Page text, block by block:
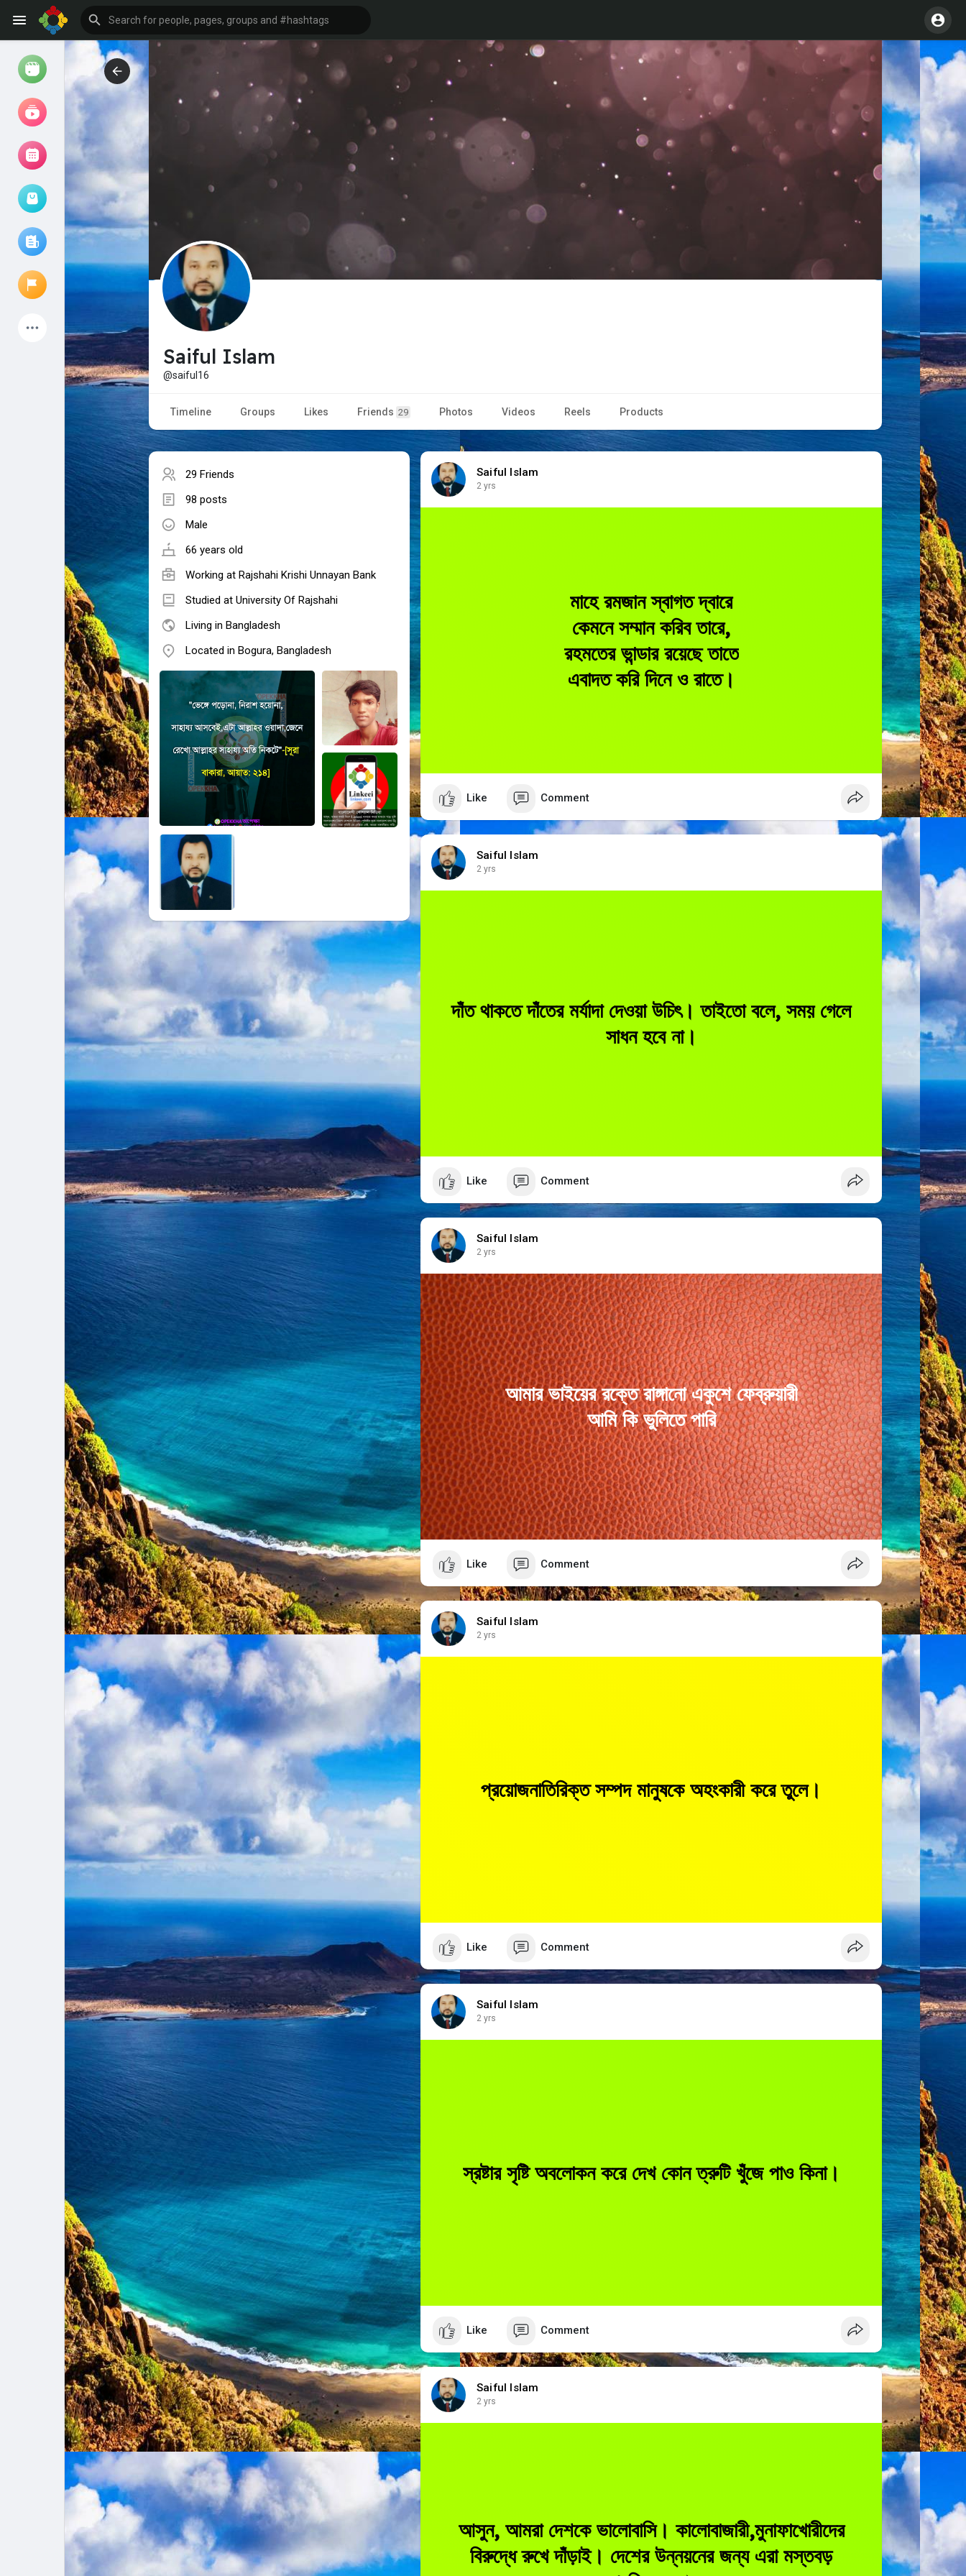
Watch Reels
Movies
Browse Events
Latest Products
Liked Pages
Forum Explore
Popular Posts Games
Jobs Offers
Saiful Islam
@saiful16
Timeline Groups Likes Friends 29 Photos Videos Reels Products
29 Friends
98 posts
Male
66 years old
Working at Rajshahi Krishi Unnayan Bank
Studied at University Of Rajshahi
Living in Bangladesh
Located in Bogura, Bangladesh
Saiful Islam
2 yrs
মাহে রমজান স্বাগত দ্বারে
কেমনে সম্মান করিব তারে,
রহমতের ভান্ডার রয়েছে তাতে
এবাদত করি দিনে ও রাতে।
Like Comment
Saiful Islam
2 yrs
দাঁত থাকতে দাঁতের মর্যাদা দেওয়া উচিৎ। তাইতো বলে, সময় গেলে
সাধন হবে না।
Like Comment
Saiful Islam
2 yrs
আমার ভাইয়ের রক্তে রাঙ্গানো একুশে ফেব্রুয়ারী
আমি কি ভুলিতে পারি
Like Comment
Saiful Islam
2 yrs
প্রয়োজনাতিরিক্ত সম্পদ মানুষকে অহংকারী করে তুলে।
Like Comment
Saiful Islam
2 yrs
স্রষ্টার সৃষ্টি অবলোকন করে দেখ কোন ত্রুটি খুঁজে পাও কিনা।
Like Comment
Saiful Islam
2 yrs
আসুন, আমরা দেশকে ভালোবাসি। কালোবাজারী,মুনাফাখোরীদের
বিরুদ্ধে রুখে দাঁড়াই। দেশের উন্নয়নের জন্য এরা মস্তবড়